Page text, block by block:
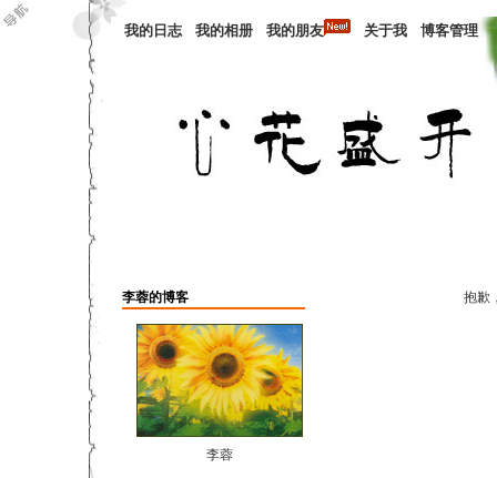
我的日志 我的相册 我的朋友 关于我 博客管理
抱歉
李蓉的博客
李蓉